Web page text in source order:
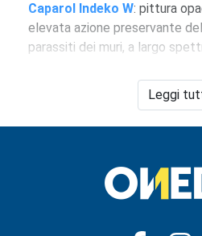
Caparol Indeko W: pittura
elevata azione preservante
parassiti dei muri, a largo
Tra le pitture per interni più
, pittura
esempio soggiorni, camere
Scopri tutti i prodotti Caparol
Leggi